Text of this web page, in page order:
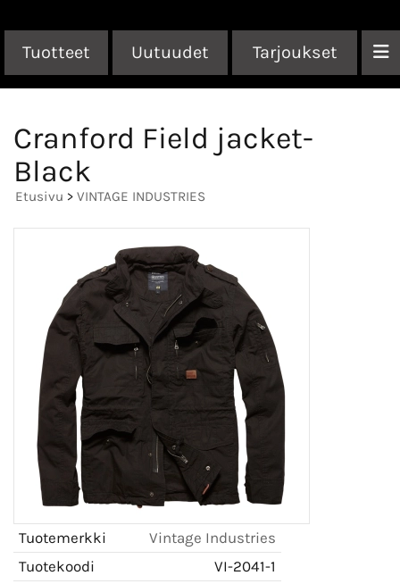
Tuotteet Uutuudet Tarjoukset
Cranford Field jacket-
Black
Etusivu > VINTAGE INDUSTRIES
Tuotemerkki
Vintage Industries
Tuotekoodi
VI-2041-1